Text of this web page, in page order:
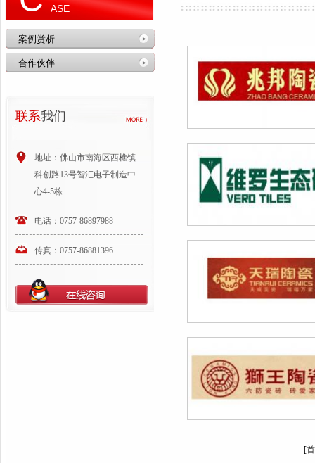
ASE
案例赏析
合作伙伴
联系我们
地址：佛山市南海区西樵镇
科创路13号智汇电子制造中
心4-5栋
电话：0757-86897988
传真：0757-86881396
[